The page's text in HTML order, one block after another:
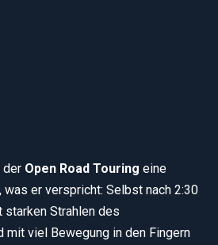
der Open Road Touring eine
was er verspricht: Selbst nach 2:30
starken Strahlen des
mit viel Bewegung in den Fingern